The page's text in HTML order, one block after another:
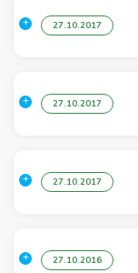
27.10.2017
27.10.2017
27.10.2017
27.10.2016